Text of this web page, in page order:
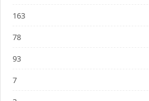
163
78
93
7